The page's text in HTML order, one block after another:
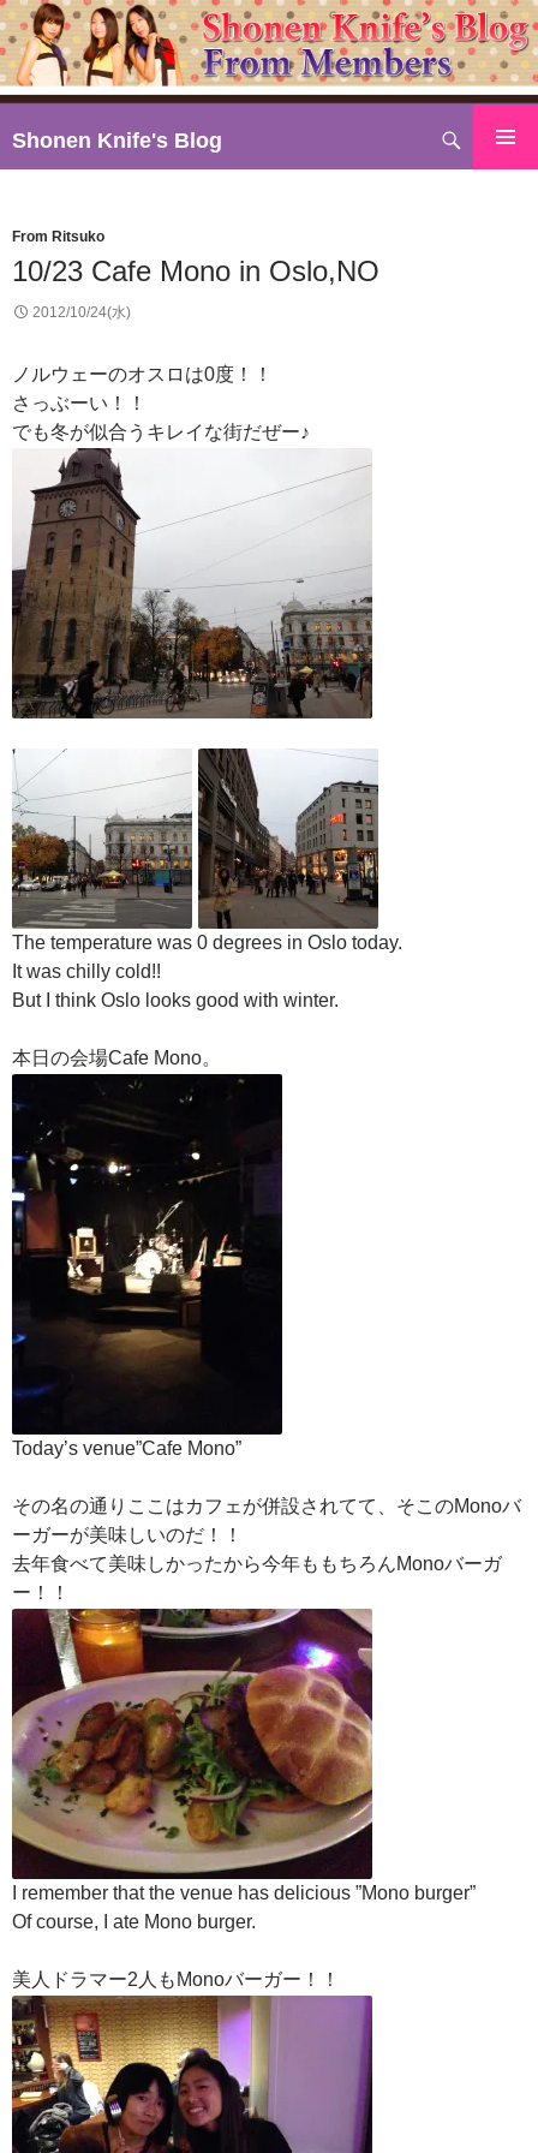
Shonen Knife's Blog
索
ン
ツ
へ
キ
ッ
プ
From Ritsuko
10/23 Cafe Mono in Oslo,NO
2012/10/24(水)
ノルウェーのオスロは0度！！
さっぶーい！！
でも冬が似合うキレイな街だぜー♪
The temperature was 0 degrees in Oslo today.
It was chilly cold!!
But I think Oslo looks good with winter.
本日の会場Cafe Mono。
Today’s venue”Cafe Mono”
その名の通りここはカフェが併設されてて、そこのMonoバ
ーガーが美味しいのだ！！
去年食べて美味しかったから今年ももちろんMonoバーガ
ー！！
I remember that the venue has delicious ”Mono burger”
Of course, I ate Mono burger.
美人ドラマー2人もMonoバーガー！！